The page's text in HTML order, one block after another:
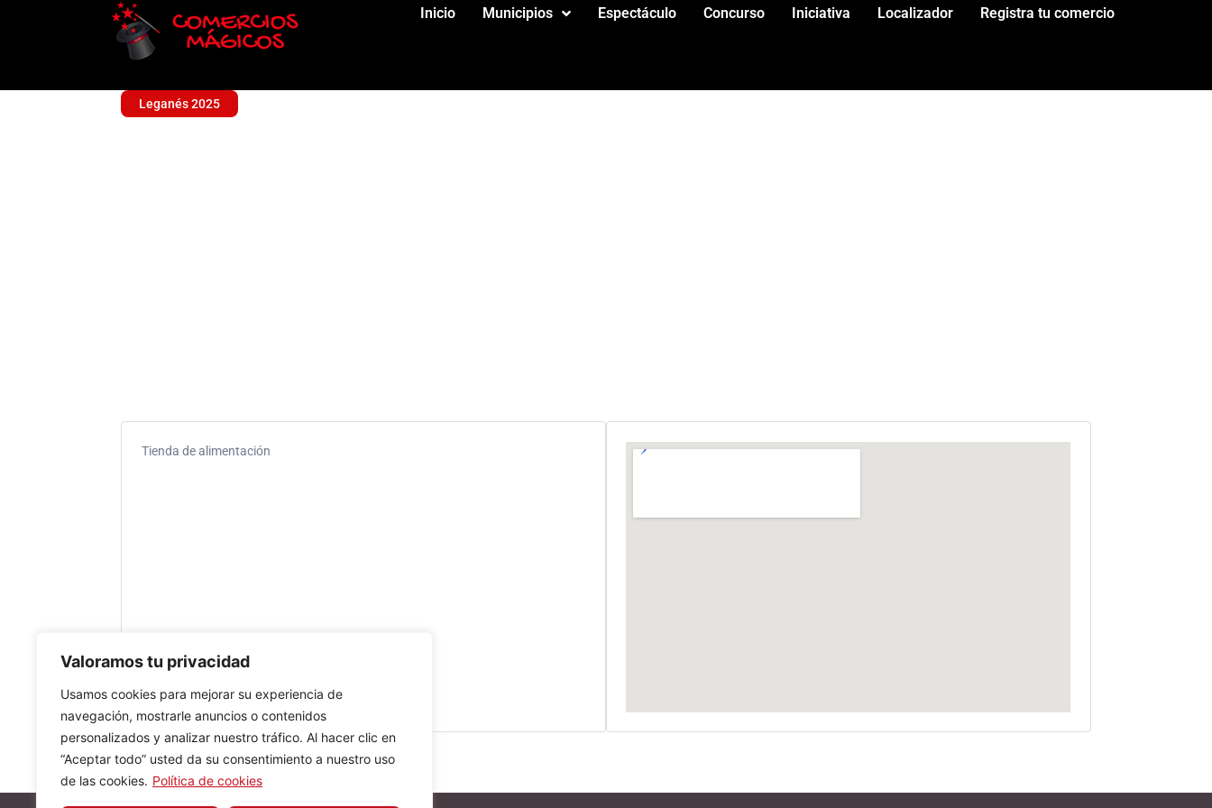
Valoramos tu privacidad
Usamos cookies para mejorar su experiencia de
navegación, mostrarle anuncios o contenidos
personalizados y analizar nuestro tráfico. Al hacer clic en
“Aceptar todo” usted da su consentimiento a nuestro uso
de las cookies. Política de cookies
Inicio Municipios Espectáculo Concurso Iniciativa Localizador Registra tu comercio
Leganés 2025
Tienda de alimentación